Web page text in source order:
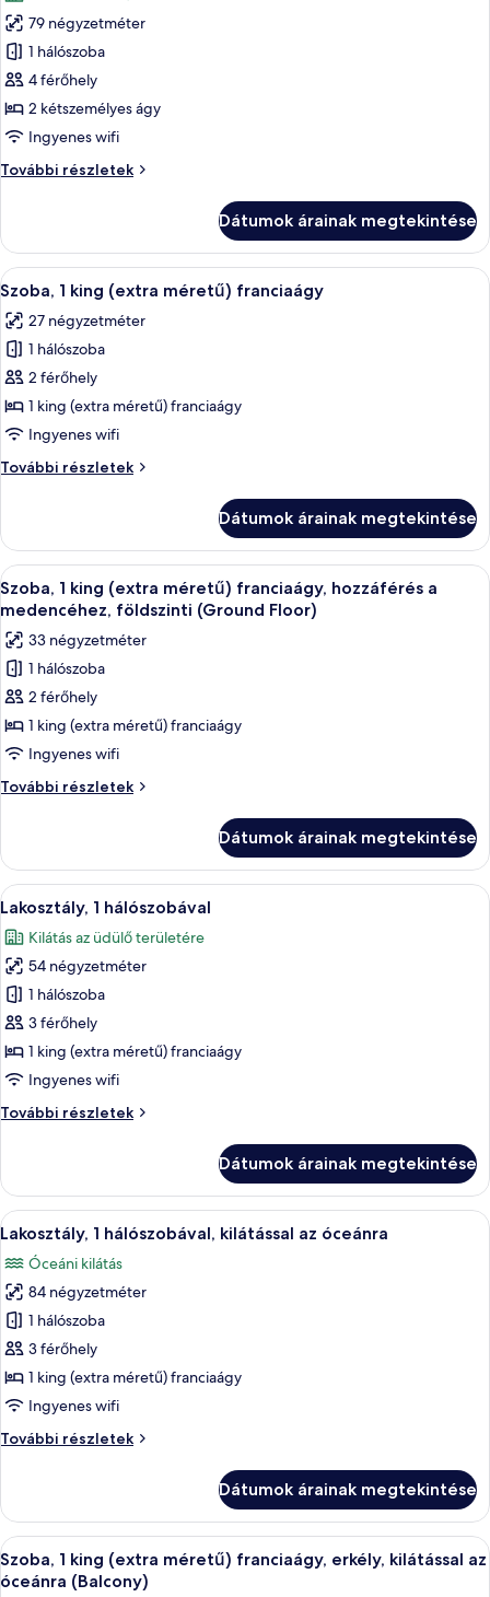
Floor)
Floor)
további
részletei
összes
képének
megtekintése:
Családi
lakosztály,
hálószobával
79 négyzetméter
1 hálószoba
4 férőhely
2 kétszemélyes ágy
Ingyenes wifi
További részletek
Családi
további
részletei
Dátumok árainak megtekintése
A
következő
szoba
összes
képének
megtekintése:
Szoba,
king
franciaágy
Egy modern szállodai szoba,
7
Szoba, 1 king (extra méretű) franciaágy
27 négyzetméter
1 hálószoba
2 férőhely
1 king (extra méretű) franciaágy
Ingyenes wifi
További részletek
Szoba,
méretű)
franciaágy
további
részletei
Dátumok árainak megtekintése
A
következő
szoba
összes
képének
megtekintése:
Szoba,
1
king
(extra
franciaágy,
hozzáférés
a
medencéhez,
földszinti
(Ground
Floor)
Egy modern szállodai szoba,
10
Szoba, 1 king (extra méretű) franciaágy, hozzáférés a
medencéhez, földszinti (Ground Floor)
33 négyzetméter
1 hálószoba
2 férőhely
1 king (extra méretű) franciaágy
Ingyenes wifi
További részletek
Szoba,
méretű)
franciaágy,
hozzáférés
medencéhez,
földszinti
(Ground
Floor)
további
részletei
Dátumok árainak megtekintése
A
következő
szoba
összes
képének
megtekintése:
Lakosztály,
1
hálószobával
Egy modern szállodai szoba,
9
Lakosztály, 1 hálószobával
Kilátás az üdülő területére
54 négyzetméter
1 hálószoba
3 férőhely
1 king (extra méretű) franciaágy
Ingyenes wifi
További részletek
Lakosztály,
részletei
Dátumok árainak megtekintése
A
következő
szoba
összes
képének
megtekintése:
Lakosztály,
1
hálószobával,
kilátással
Egy modern nappali, amelyben van
15
Lakosztály, 1 hálószobával, kilátással az óceánra
Óceáni kilátás
84 négyzetméter
1 hálószoba
3 férőhely
1 king (extra méretű) franciaágy
Ingyenes wifi
További részletek
Lakosztály,
az
óceánra
további
részletei
Dátumok árainak megtekintése
A
következő
Egy modern szállodaszoba,
11
Szoba, 1 king (extra méretű) franciaágy, erkély, kilátással az
óceánra (Balcony)